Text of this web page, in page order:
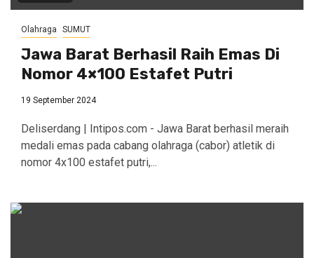
Olahraga SUMUT
Jawa Barat Berhasil Raih Emas Di
Nomor 4×100 Estafet Putri
19 September 2024
Deliserdang | Intipos.com - Jawa Barat berhasil meraih
medali emas pada cabang olahraga (cabor) atletik di
nomor 4x100 estafet putri,...